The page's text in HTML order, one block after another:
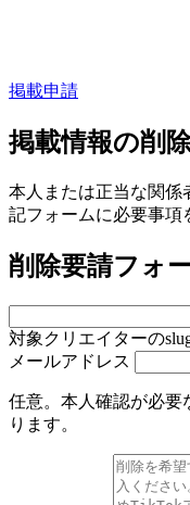
掲載申請
掲載情報の削
本人または正当な関係
記フォームに必要事項
削除要請フォ
対象クリエイターの
メールアドレス
任意。本人確認が必要
ります。